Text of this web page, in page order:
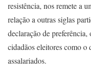
resistência, nos remete a
relação a outras siglas
declaração de
cidadãos eleitores como o
assalariados.